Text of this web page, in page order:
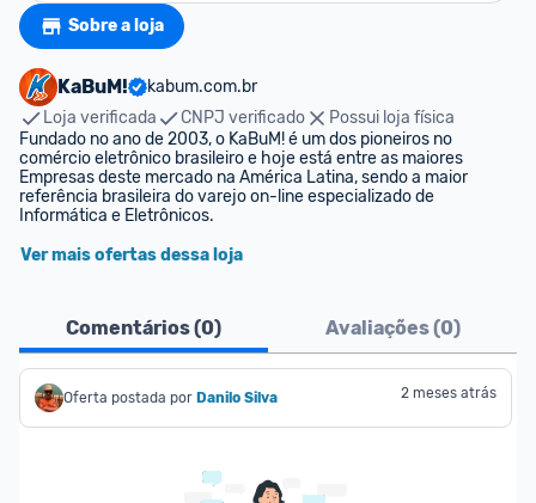
Sobre a loja
KaBuM!
kabum.com.br
Loja verificada
CNPJ verificado
Possui loja física
Fundado no ano de 2003, o KaBuM! é um dos pioneiros no
comércio eletrônico brasileiro e hoje está entre as maiores
Empresas deste mercado na América Latina, sendo a maior
referência brasileira do varejo on-line especializado de
Informática e Eletrônicos.
Ver mais ofertas dessa loja
Comentários (0) Avaliações (0)
Oferta postada por Danilo Silva 2 meses atrás